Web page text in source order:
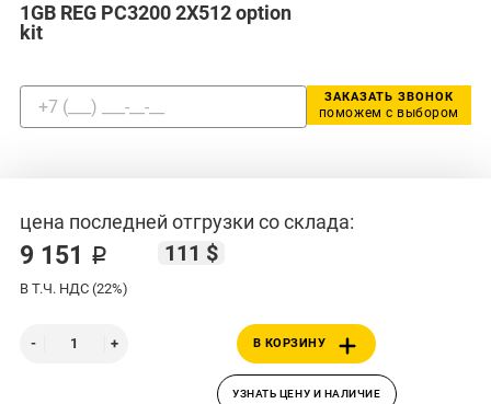
1GB REG PC3200 2X512 option
kit
ЗАКАЗАТЬ ЗВОНОК
поможем с выбором
цена последней отгрузки со склада:
9 151 ₽ 111 $
В Т.Ч. НДС (22%)
В КОРЗИНУ
УЗНАТЬ ЦЕНУ И НАЛИЧИЕ